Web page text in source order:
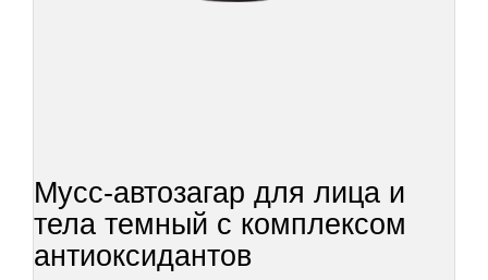
Мусс-автозагар для лица и
тела темный с комплексом
антиоксидантов